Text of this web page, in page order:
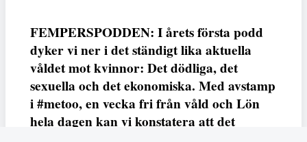
FEMPERSPODDEN: I årets första podd
dyker vi ner i det ständigt lika aktuella
våldet mot kvinnor: Det dödliga, det
sexuella och det ekonomiska. Med avstamp
i #metoo, en vecka fri från våld och Lön
hela dagen kan vi konstatera att det